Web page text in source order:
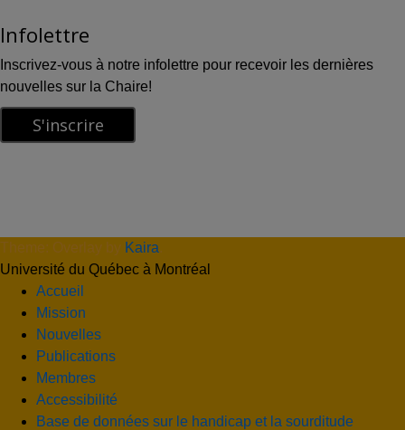
Infolettre
Inscrivez-vous à notre infolettre pour recevoir les dernières
nouvelles sur la Chaire!
Kaira
Université du Québec à Montréal
Accueil
Mission
Nouvelles
Publications
Membres
Accessibilité
Base de données sur le handicap et la sourditude